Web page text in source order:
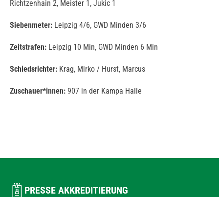
Richtzenhain 2, Meister 1, Jukic 1
Siebenmeter: Leipzig 4/6, GWD Minden 3/6
Zeitstrafen: Leipzig 10 Min, GWD Minden 6 Min
Schiedsrichter: Krag, Mirko / Hurst, Marcus
Zuschauer*innen: 907 in der Kampa Halle
PRESSE AKKREDITIERUNG